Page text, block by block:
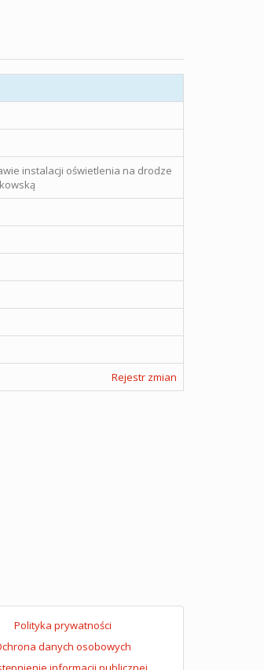
instalacji oświetlenia na drodze
Rejestr zmian
Polityka prywatności
danych osobowych